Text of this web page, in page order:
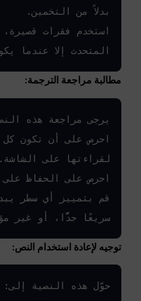
المتحدث إلا عندما
مطالبة مراجعة الترجمة:
سريعًا جدًّا، أو غير
توجيه لإعادة استخدام النص: